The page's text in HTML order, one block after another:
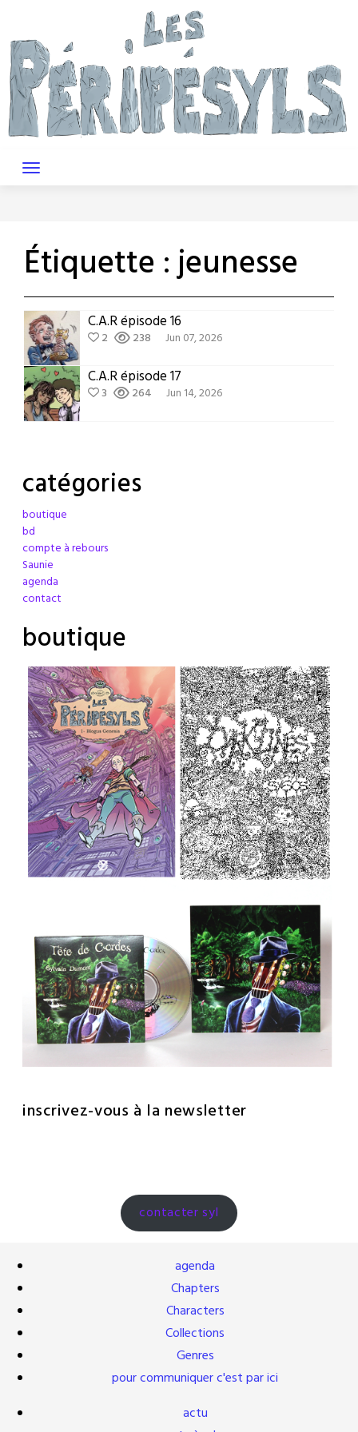
content
Étiquette :jeunesse
C.A.R épisode 16
2 238 Jun 07, 2026
C.A.R épisode 17
3 264 Jun 14, 2026
catégories
boutique
bd
compte à rebours
Saunie
agenda
contact
boutique
inscrivez-vous à la newsletter
contacter syl
agenda
Chapters
Characters
Collections
Genres
pour communiquer c'est par ici
actu